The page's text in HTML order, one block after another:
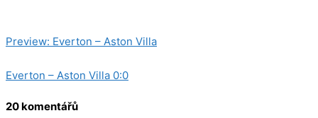
Preview: Everton – Aston Villa
Everton – Aston Villa 0:0
20 komentářů